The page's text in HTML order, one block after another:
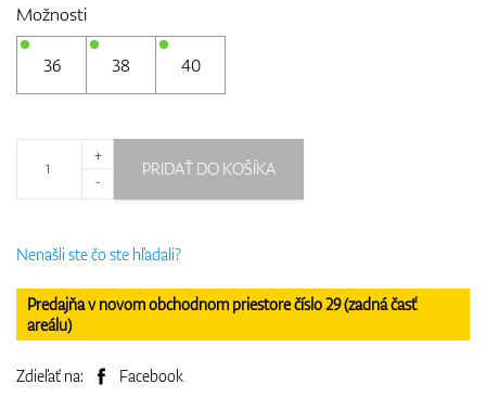
Darčekové poukážky
Možnosti
36 38 40
+
-
PRIDAŤ DO KOŠÍKA
Nenašli ste čo ste hľadali?
Predajňa v novom obchodnom priestore číslo 29 (zadná časť
areálu)
Zdieľať na: Facebook